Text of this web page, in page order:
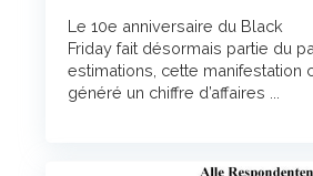
Le 10e anniversaire du Black
Friday fait désormais partie du
estimations, cette manifestation
généré un chiffre d’affaires ...